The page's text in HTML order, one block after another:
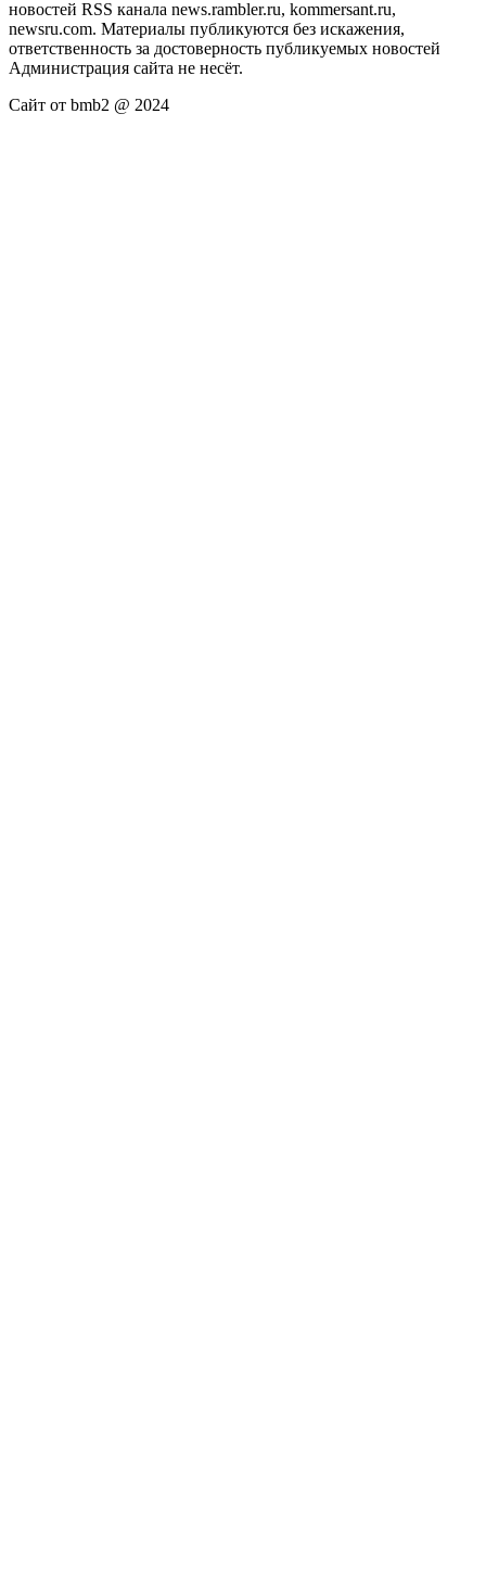
новостей RSS канала news.rambler.ru, kommersant.ru,
newsru.com. Материалы публикуются без искажения,
ответственность за достоверность публикуемых новостей
Администрация сайта не несёт.
Сайт от bmb2 @ 2024